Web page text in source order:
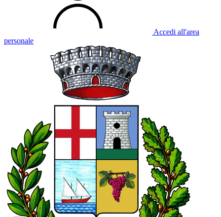
Accedi all'area
personale